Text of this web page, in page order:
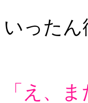
いった
「え、